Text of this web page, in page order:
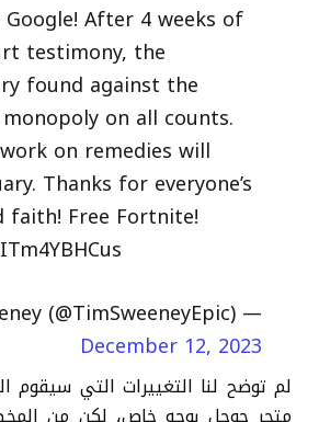
After 4 weeks of
testimony, the
found against the
on all counts.
on remedies will
Thanks for everyone’s
faith! Free Fortnite!
— Tim Sweeney (@TimSweeneyEpic)
December 12, 2023
لم توضح لنا التغييرات التي سيقوم